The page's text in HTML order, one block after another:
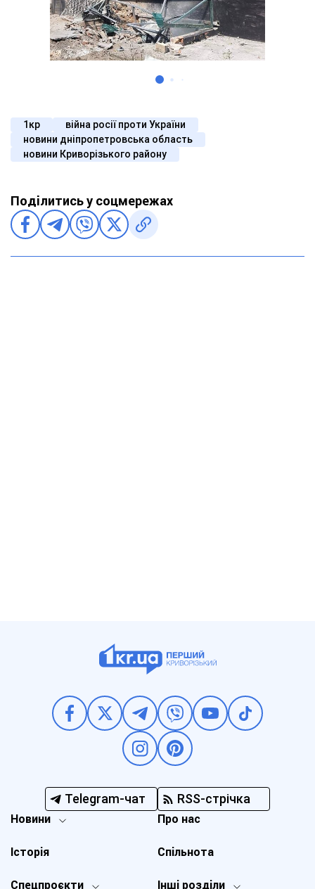
1кр
війна росії проти України
новини дніпропетровська область
новини Криворізького району
Поділитись у соцмережах
Telegram-чат RSS-стрічка
Новини
Спецпроєкти Інші розділи
Історія
Про нас
Спільнота